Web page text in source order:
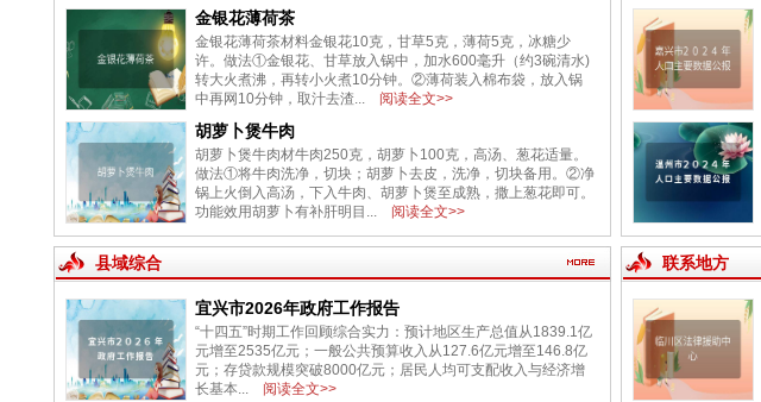
金银花薄荷茶
金银花薄荷茶材料金银花10克，甘草5克，薄荷5克，冰糖少
许。做法①金银花、甘草放入锅中，加水600毫升（约3碗清水)
转大火煮沸，再转小火煮10分钟。②薄荷装入棉布袋，放入锅
中再网10分钟，取汁去渣...
阅读全文>>
胡萝卜煲牛肉
胡萝卜煲牛肉材牛肉250克，胡萝卜100克，高汤、葱花适量。
做法①将牛肉洗净，切块；胡萝卜去皮，洗净，切块备用。②净
锅上火倒入高汤，下入牛肉、胡萝卜煲至成熟，撒上葱花即可。
功能效用胡萝卜有补肝明目...
阅读全文>>
县域综合
宜兴市2026年政府工作报告
“十四五”时期工作回顾综合实力：预计地区生产总值从1839.1亿
元增至2535亿元；一般公共预算收入从127.6亿元增至146.8亿
元；存贷款规模突破8000亿元；居民人均可支配收入与经济增
长基本...
阅读全文>>
联系地方